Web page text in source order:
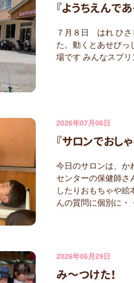
『ようちえんで
７月８日 はれ ひさ
た。動くとあせびっ
場です みんなスプリ
2026年07月06日
『サロンでおし
今日のサロンは、か
センターの保健師さ
したりおもちゃや絵
んの質問に個別に・
2026年06月29日
み～つけた！